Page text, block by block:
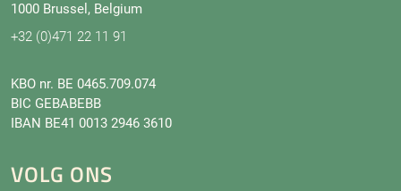
1000 Brussel, Belgium
+32 (0)471 22 11 91
KBO nr. BE 0465.709.074
BIC GEBABEBB
IBAN BE41 0013 2946 3610
VOLG ONS